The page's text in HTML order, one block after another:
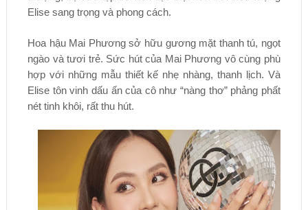
Elise sang trọng và phong cách.
Hoa hậu Mai Phương sở hữu gương mặt thanh tú, ngọt
ngào và tươi trẻ. Sức hút của Mai Phương vô cùng phù
hợp với những mẫu thiết kế nhẹ nhàng, thanh lịch. Và
Elise tôn vinh dấu ấn của cô như “nàng thơ” phảng phất
nét tinh khôi, rất thu hút.